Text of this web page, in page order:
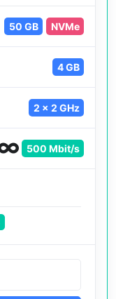
50 GB NVMe
4 GB
2 x 2 GHz
500 Mbit/s